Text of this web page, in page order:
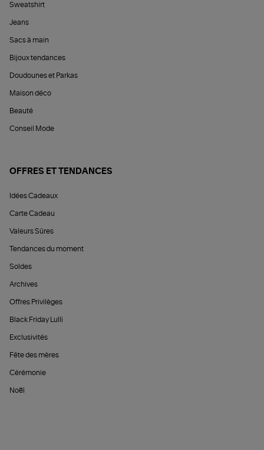
Sweatshirt
Jeans
Sacs à main
Bijoux tendances
Doudounes et Parkas
Maison déco
Beauté
Conseil Mode
OFFRES ET TENDANCES
Idées Cadeaux
Carte Cadeau
Valeurs Sûres
Tendances du moment
Soldes
Archives
Offres Privilèges
Black Friday Lulli
Exclusivités
Fête des mères
Cérémonie
Noël